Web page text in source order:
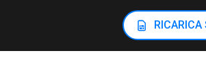
RICARICA